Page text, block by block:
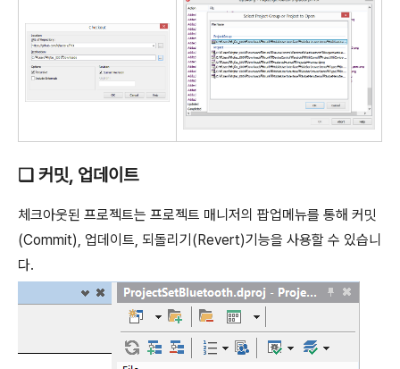
❑ 커밋, 업데이트
체크아웃된 프로젝트는 프로젝트 매니저의 팝업메뉴를 통해 커밋
(Commit), 업데이트, 되돌리기(Revert)기능을 사용할 수 있습니
다.